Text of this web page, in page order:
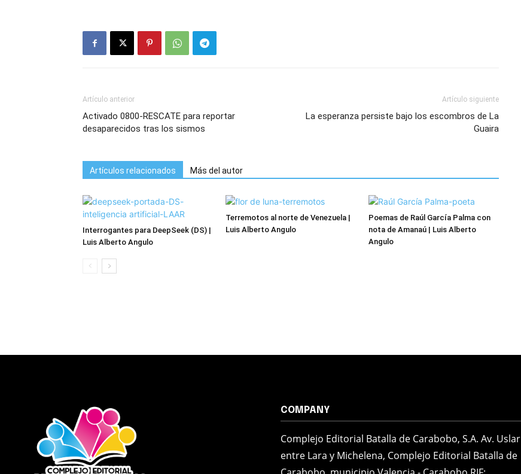
Artículo anterior
Activado 0800-RESCATE para reportar
desaparecidos tras los sismos
Artículo siguiente
La esperanza persiste bajo los escombros de La
Guaira
Artículos relacionados Más del autor
Interrogantes para DeepSeek (DS) |
Luis Alberto Angulo
Terremotos al norte de Venezuela |
Luis Alberto Angulo
Poemas de Raúl García Palma con
nota de Amanaú | Luis Alberto
Angulo
COMPANY
Complejo Editorial Batalla de Carabobo, S.A. Av. Uslar
entre Lara y Michelena, Complejo Editorial Batalla de